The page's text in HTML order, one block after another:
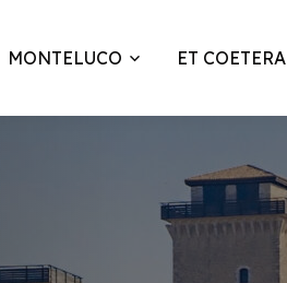
MONTELUCO ET COETERA